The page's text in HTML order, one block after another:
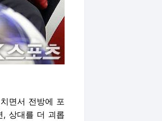
면서 전방에 포
, 상대를 더 괴롭